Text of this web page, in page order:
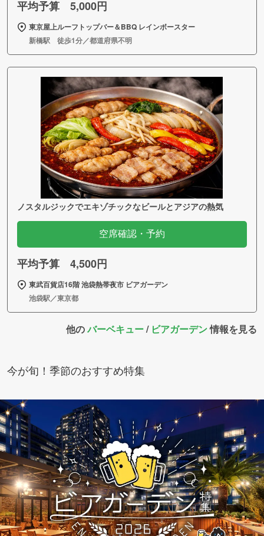
平均予算 5,000円
東京屋上ルーフトップバー＆BBQ レインボースター
新橋駅 徒歩1分／都道府県不明
ノスタルジックでエキゾチックなビールとアジアの熱気
空席確認・予約
平均予算 4,500円
東武百貨店16階 池袋熱帯夜市 ビアガーデン
池袋駅／東京都
他のバーベキュー/ ビアガーデン情報を見る
今が旬！季節のおすすめ特集